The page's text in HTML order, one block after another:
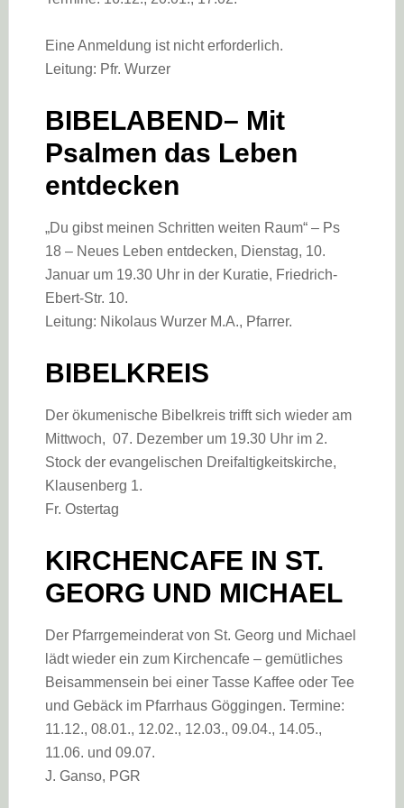
Eine Anmeldung ist nicht erforderlich.
Leitung: Pfr. Wurzer
BIBELABEND– Mit
Psalmen das Leben
entdecken
„Du gibst meinen Schritten weiten Raum“ – Ps
18 – Neues Leben entdecken, Dienstag, 10.
Januar um 19.30 Uhr in der Kuratie, Friedrich-
Ebert-Str. 10.
Leitung: Nikolaus Wurzer M.A., Pfarrer.
BIBELKREIS
Der ökumenische Bibelkreis trifft sich wieder am
Mittwoch, 07. Dezember um 19.30 Uhr im 2.
Stock der evangelischen Dreifaltigkeitskirche,
Klausenberg 1.
Fr. Ostertag
KIRCHENCAFE IN ST.
GEORG UND MICHAEL
Der Pfarrgemeinderat von St. Georg und Michael
lädt wieder ein zum Kirchencafe – gemütliches
Beisammensein bei einer Tasse Kaffee oder Tee
und Gebäck im Pfarrhaus Göggingen. Termine:
11.12., 08.01., 12.02., 12.03., 09.04., 14.05.,
11.06. und 09.07.
J. Ganso, PGR